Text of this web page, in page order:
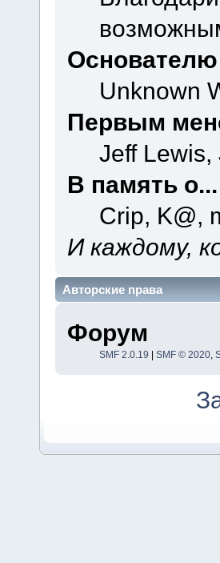
Основателю
Unknown
Первым
Jeff
В память о...
Crip, K@,
И каждому,
Авторские права
Форум
SMF 2.0.19 | SMF © 2020,